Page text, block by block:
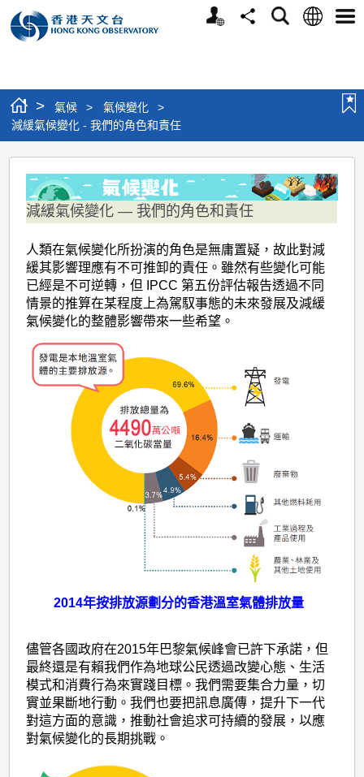
個
分
搜
語
選
> 氣候 > 氣候變化
>
減緩氣候變化 - 我們的角色和責任
減
緩
氣
候
變
化
我
減緩氣候變化 ― 我們的角色和責任
人類在氣候變化所扮演的角色是無庸置疑，故此對減
緩其影響理應有不可推卸的責任。雖然有些變化可能
已經是不可逆轉，但 IPCC 第五份評估報告透過不同
情景的推算在某程度上為駕馭事態的未來發展及減緩
氣候變化的整體影響帶來一些希望。
2014年按排放源劃分的香港溫室氣體排放量
儘管各國政府在2015年巴黎氣候峰會已許下承諾，但
最終還是有賴我們作為地球公民透過改變心態、生活
模式和消費行為來實踐目標。我們需要集合力量，切
實並果斷地行動。我們也要把訊息廣傳，提升下一代
對這方面的意識，推動社會追求可持續的發展，以應
對氣候變化的長期挑戰。